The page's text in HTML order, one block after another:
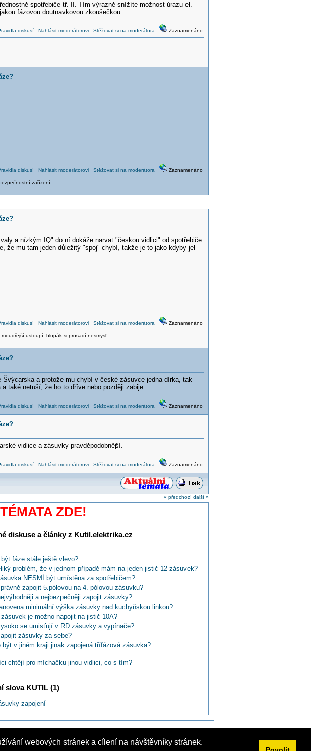
webových stránek a cílení na návštěvníky stránek.
spotřebiče tř. II. Tím výrazně snížíte možnost úrazu el.
fázovou doutnavkovou zkoušečkou.
diskusí Nahlásit moderátorovi Stěžovat si na moderátora Zaznamenáno
diskusí Nahlásit moderátorovi Stěžovat si na moderátora Zaznamenáno
zařízení.
a nízkým IQ" do ní dokáže narvat "českou vidlici" od spotřebiče
že mu tam jeden důležitý "spoj" chybí, takže je to jako kdyby jel
diskusí Nahlásit moderátorovi Stěžovat si na moderátora Zaznamenáno
ustoupí, hlupák si prosadí nesmysl!
a protože mu chybí v české zásuvce jedna dírka, tak
také netuší, že ho to dříve nebo později zabije.
diskusí Nahlásit moderátorovi Stěžovat si na moderátora Zaznamenáno
vidlice a zásuvky pravděpodobnější.
diskusí Nahlásit moderátorovi Stěžovat si na moderátora Zaznamenáno
« předchozí další »
ZDE!
diskuse a články z Kutil.elektrika.cz
fáze stále ještě vlevo?
problém, že v jednom případě mám na jeden jistič 12 zásuvek?
NESMÍ být umístěna za spotřebičem?
zapojit 5.pólovou na 4. pólovou zásuvku?
a nejbezpečněji zapojit zásuvky?
minimální výška zásuvky nad kuchyňskou linkou?
zásuvek je možno napojit na jistič 10A?
se umisťují v RD zásuvky a vypínače?
zásuvky za sebe?
být v jiném kraji jinak zapojená třífázová zásuvka?
zásuvku a zástrčku pro 400V (380V)?
dvojkolík se zástrckou se tremi koliky?
prodlužovací přívod 400V 5 vodičů na 4?
zásuvku dvěma vodiči?
kabel CY 6mm na zásuvky v koupelně?
na 3 fázový obvod 400V pro sporák zapojit 1f zásuvky 230V?
chtějí pro míchačku jinou vidlici, co s tím?
slova KUTIL (1)
zapojení
Machines